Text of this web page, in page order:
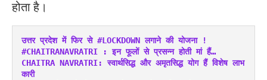
होता है।
उत्तर प्रदेश में फिर से #LOCKDOWN लगाने की योजना !
#CHAITRANAVRATRI : इन फूलों से प्रसन्न होती मां हैं…
CHAITRA NAVRATRI: स्वार्थसिद्ध और अमृतसिद्ध योग हैं विशेष लाभ
कारी